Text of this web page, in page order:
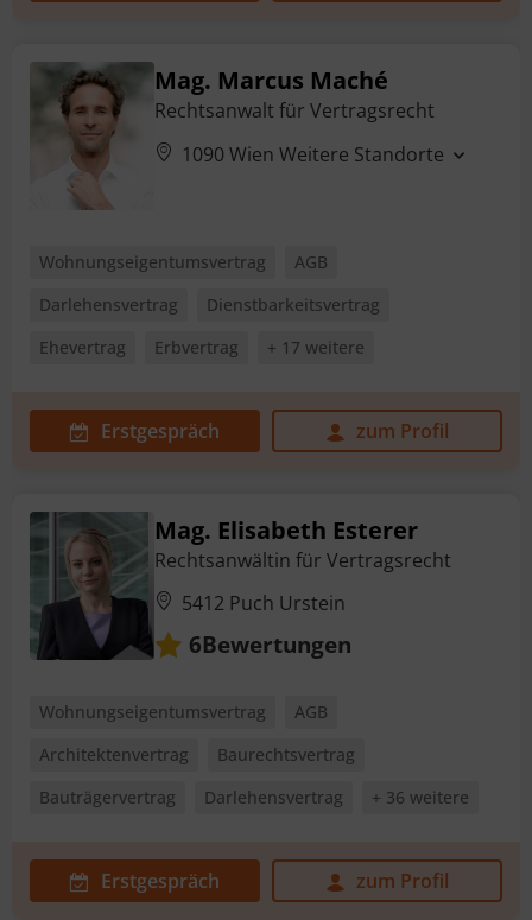
Mag. Marcus Maché
Rechtsanwalt für Vertragsrecht
1090 Wien Weitere Standorte
Wohnungseigentumsvertrag
AGB
Darlehensvertrag
Dienstbarkeitsvertrag
Ehevertrag
Erbvertrag + 17 weitere
Erstgespräch zum Profil
Mag. Elisabeth Esterer
Rechtsanwältin für Vertragsrecht
5412 Puch Urstein
6Bewertungen
Wohnungseigentumsvertrag
AGB
Architektenvertrag
Baurechtsvertrag
Bauträgervertrag
Darlehensvertrag + 36 weitere
Erstgespräch zum Profil